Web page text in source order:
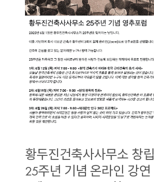
황두진건축사사무소 창립
25주년 기념 온라인 강연